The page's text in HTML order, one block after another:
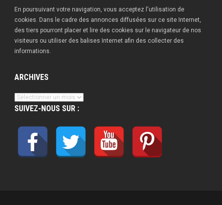
En poursuivant votre navigation, vous acceptez l'utilisation de
cookies. Dans le cadre des annonces diffusées sur ce site Internet,
des tiers pourront placer et lire des cookies sur le navigateur de nos
visiteurs ou utiliser des balises Internet afin des collecter des
informations.
ARCHIVES
Archives
SUIVEZ-NOUS SUR :